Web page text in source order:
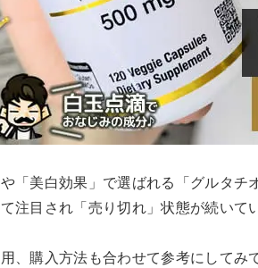
や「美白効果」で選ばれる「グルタ
注目され「売り切れ」状態が続いて
、購入方法も合わせて参考にしてみ